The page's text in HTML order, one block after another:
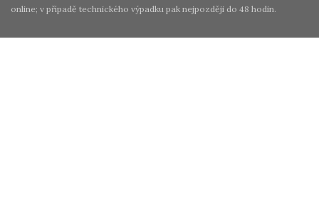
online; v případě technického výpadku pak nejpozději do 48 hodin.